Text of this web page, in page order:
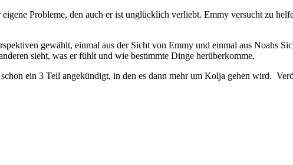
Probleme, den auch er ist unglücklich verliebt. Emmy versucht zu
gewählt, einmal aus der Sicht von Emmy und einmal aus Noahs
sieht, was er fühlt und wie bestimmte Dinge herüberkomme.
ein 3 Teil angekündigt, in den es dann mehr um Kolja gehen wird.